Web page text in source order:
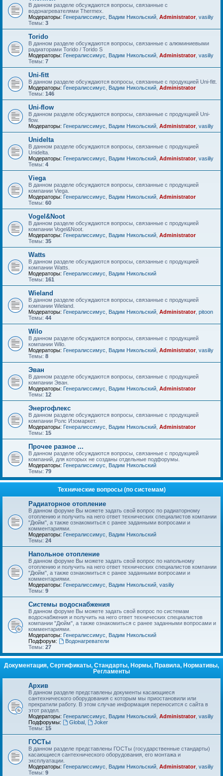
В данном разделе обсуждаются вопросы, связанные с
водонагревателями Thermex.
Модераторы: Генералиссимус Вадим Никольский Administrator, vasiliy
Темы: 3
Torido
В данном разделе обсуждаются вопросы, связанные с алюминиевыми
радиаторами Torido / Torido S
Модераторы: Генералиссимус Вадим Никольский Administrator, vasiliy
Темы: 7
Uni-fitt
В данном разделе обсуждаются вопросы, связанные с продукцией Uni-fitt.
Модераторы: Генералиссимус Вадим Никольский Administrator
Темы: 146
Uni-flow
В данном разделе обсуждаются вопросы, связанные с продукцией Uni-
flow.
Модераторы: Генералиссимус Вадим Никольский Administrator, vasiliy
Unidelta
В данном разделе обсуждаются вопросы, связанные с продукцией
Unidelta.
Модераторы: Генералиссимус Вадим Никольский Administrator, vasiliy
Темы: 4
Viega
В данном разделе обсуждаются вопросы, связанные с продукцией
компании Viega.
Модераторы: Генералиссимус Вадим Никольский Administrator
Темы: 60
Vogel&Noot
В данном разделе обсуждаются вопросы, связанные с продукцией
компании Vogel&Noot.
Модераторы: Генералиссимус Вадим Никольский Administrator
Темы: 35
Watts
В данном разделе обсуждаются вопросы, связанные с продукцией
компании Watts.
Модераторы: Генералиссимус
Вадим Никольский
Темы: 161
Wieland
В данном разделе обсуждаются вопросы, связанные с продукцией
компании Wieland.
Модераторы: Генералиссимус Вадим Никольский Administrator, pitoon
Темы: 44
Wilo
В данном разделе обсуждаются вопросы, связанные с продукцией
компании Wilo.
Модераторы: Генералиссимус Вадим Никольский Administrator, vasiliy
Темы: 8
Эван
В данном разделе обсуждаются вопросы, связанные с продукцией
компании Эван.
Модераторы: Генералиссимус Вадим Никольский Administrator
Темы: 12
Энергофлекс
В данном разделе обсуждаются вопросы, связанные с продукцией
компании Ролс Изомаркет.
Модераторы: Генералиссимус Вадим Никольский Administrator
Темы: 15
Прочее разное ...
В данном разделе обсуждаются вопросы, связанные с продукцией
компаний, для которых не созданы отдельные подфорумы.
Модераторы: Генералиссимус
Вадим Никольский
Темы: 79
Технические вопросы (по системам)
Радиаторное отопление
В данном форуме Вы можете задать свой вопрос по радиаторному
отоплению и получить на него ответ технических специалистов компании
"Дюйм", а также ознакомиться с ранее заданными вопросами и
комментариями.
Модераторы: Генералиссимус
Вадим Никольский
Темы: 24
Напольное отопление
В данном форуме Вы можете задать свой вопрос по напольному
отоплению и получить на него ответ технических специалистов компании
"Дюйм", а также ознакомиться с ранее заданными вопросами и
комментариями.
Модераторы: Генералиссимус Вадим Никольский vasiliy
Темы: 9
Системы водоснабжения
В данном форуме Вы можете задать свой вопрос по системам
водоснабжения и получить на него ответ технических специалистов
компании "Дюйм", а также ознакомиться с ранее заданными вопросами и
комментариями.
Модераторы: Генералиссимус
Вадим Никольский
Подфорум:
Водонагреватели
Темы: 27
Документация, Сертификаты, Стандарты, Нормы, Правила, Нормативы,
Регламенты
Архив
В данном разделе представлены документы касающиеся
сантехнического оборудования с которым мы приостановили или
прекратили работу. В этом случае информация переносится с сайта в
этот раздел.
Модераторы: Генералиссимус Вадим Никольский Administrator, vasiliy
Подфорумы:
Global,
Joker
Темы: 15
ГОСТы
В данном разделе представлены ГОСТы (государственные стандарты)
касающиеся сантехнического оборудования, его монтажа и
эксплуатации.
Модераторы: Генералиссимус Вадим Никольский Administrator, vasiliy
Темы: 9